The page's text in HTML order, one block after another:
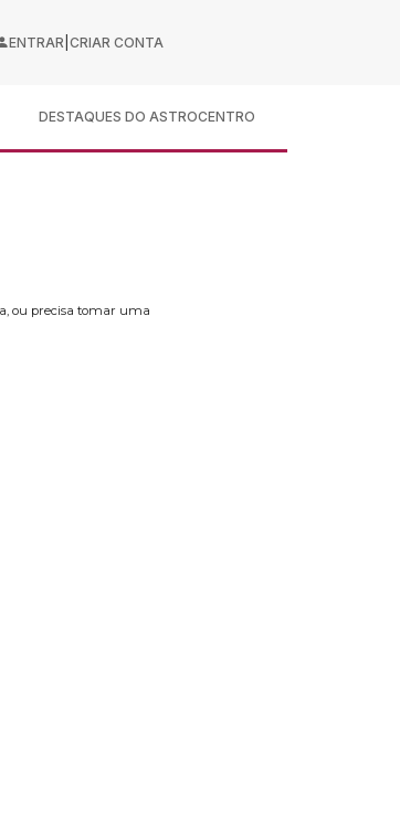
ENTRAR CRIAR CONTA
DESTAQUES DO ASTROCENTRO
ou precisa tomar uma